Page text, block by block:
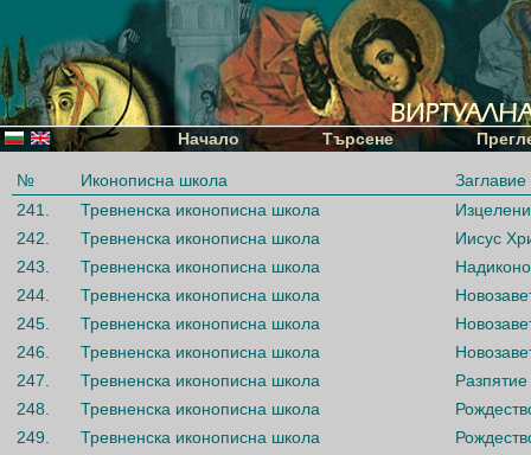
Начало Търсене
№ Иконописна школа
Заглавие
241.
Тревненска иконописна школа
242.
Тревненска иконописна школа
Иисус
243.
Тревненска иконописна школа
244.
Тревненска иконописна школа
245.
Тревненска иконописна школа
246.
Тревненска иконописна школа
247.
Тревненска иконописна школа
248.
Тревненска иконописна школа
249.
Тревненска иконописна школа